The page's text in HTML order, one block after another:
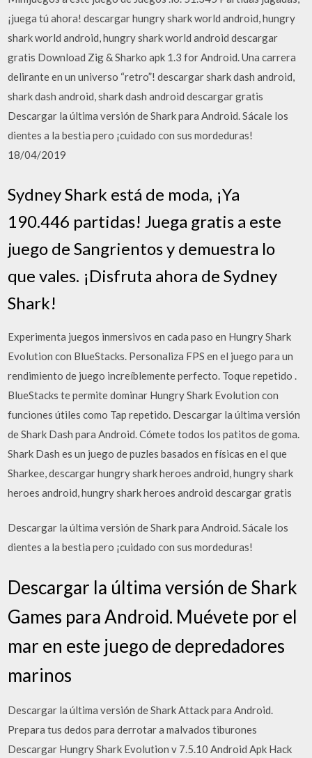
¡juega tú ahora! descargar hungry shark world android, hungry
shark world android, hungry shark world android descargar
gratis Download Zig & Sharko apk 1.3 for Android. Una carrera
delirante en un universo “retro”! descargar shark dash android,
shark dash android, shark dash android descargar gratis
Descargar la última versión de Shark para Android. Sácale los
dientes a la bestia pero ¡cuidado con sus mordeduras!
18/04/2019
Sydney Shark está de moda, ¡Ya
190.446 partidas! Juega gratis a este
juego de Sangrientos y demuestra lo
que vales. ¡Disfruta ahora de Sydney
Shark!
Experimenta juegos inmersivos en cada paso en Hungry Shark
Evolution con BlueStacks. Personaliza FPS en el juego para un
rendimiento de juego increíblemente perfecto. Toque repetido .
BlueStacks te permite dominar Hungry Shark Evolution con
funciones útiles como Tap repetido. Descargar la última versión
de Shark Dash para Android. Cómete todos los patitos de goma.
Shark Dash es un juego de puzles basados en físicas en el que
Sharkee, descargar hungry shark heroes android, hungry shark
heroes android, hungry shark heroes android descargar gratis
Descargar la última versión de Shark para Android. Sácale los
dientes a la bestia pero ¡cuidado con sus mordeduras!
Descargar la última versión de Shark
Games para Android. Muévete por el
mar en este juego de depredadores
marinos
Descargar la última versión de Shark Attack para Android.
Prepara tus dedos para derrotar a malvados tiburones
Descargar Hungry Shark Evolution v 7.5.10 Android Apk Hack